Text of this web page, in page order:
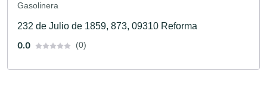
Gasolinera
232 de Julio de 1859, 873, 09310 Reforma
0.0
(0)